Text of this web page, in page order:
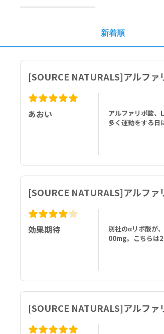
新着順
[SOURCE NATURALS]アルフ
あおい
アルファリポ酸、
多く運動をする日
[SOURCE NATURALS]アルフ
効果期待
別社のαリポ酸が
00mg。こちらは
[SOURCE NATURALS]アルフ